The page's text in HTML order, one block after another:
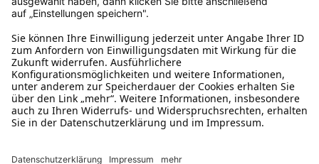
verkauf@schecker.de
WhatsApp Support
+49 1520 8997191
Tritt unserem Newsletter bei